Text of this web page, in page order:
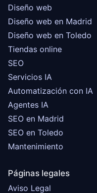
Diseño web
Diseño web en Madrid
Diseño web en Toledo
Tiendas online
SEO
Servicios IA
Automatización con IA
Agentes IA
SEO en Madrid
SEO en Toledo
Mantenimiento
Páginas legales
Aviso Legal